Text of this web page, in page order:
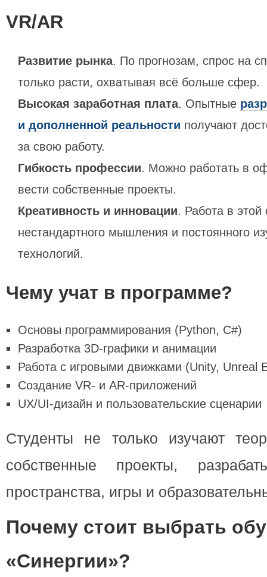
VR/AR
Развитие рынка. По прогнозам, спрос на
только расти, охватывая всё больше сфер.
Высокая заработная плата. Опытные
и дополненной реальности получают
за свою работу.
Гибкость профессии. Можно работать в
вести собственные проекты.
Креативность и инновации. Работа в этой
нестандартного мышления и постоянного
технологий.
Чему учат в программе?
Основы программирования (Python, C#)
Разработка 3D-графики и анимации
Работа с игровыми движками (Unity, Unreal
Создание VR- и AR-приложений
UX/UI-дизайн и пользовательские сценарии
Студенты не только изучают
собственные проекты,
пространства, игры и
Почему стоит выбрать
«Синергии»?